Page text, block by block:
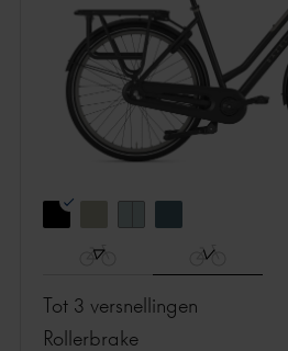
Tot 3 versnellingen
rollerbrake